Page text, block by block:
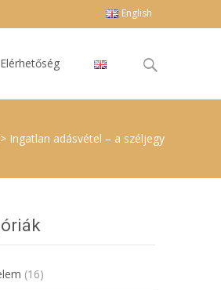
English
Elérhetőség
Keresés
erre:
> Ingatlan adásvétel – a széljegy
(16)